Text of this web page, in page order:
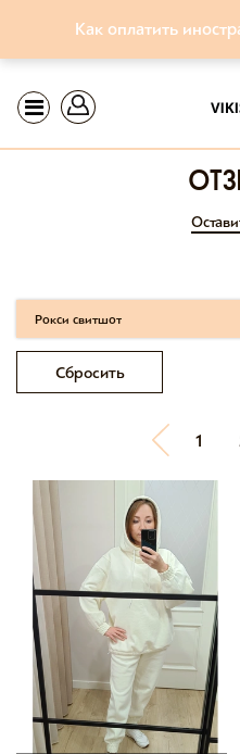
Как оплатить
Рокси свитшот
Сбросить
1